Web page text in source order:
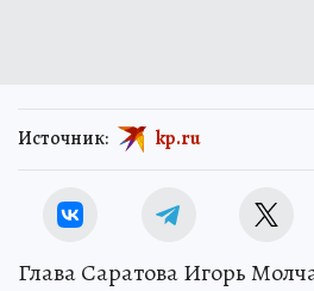
Источник: kp.ru
Глава Саратова Игорь